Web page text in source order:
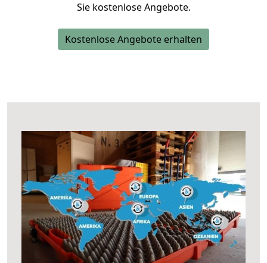
Sie kostenlose Angebote.
Kostenlose Angebote erhalten